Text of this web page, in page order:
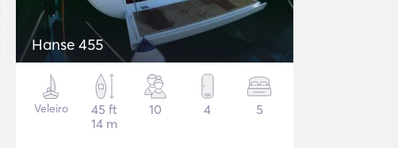
Hanse 455
Veleiro
45 ft
14 m
10 4 5